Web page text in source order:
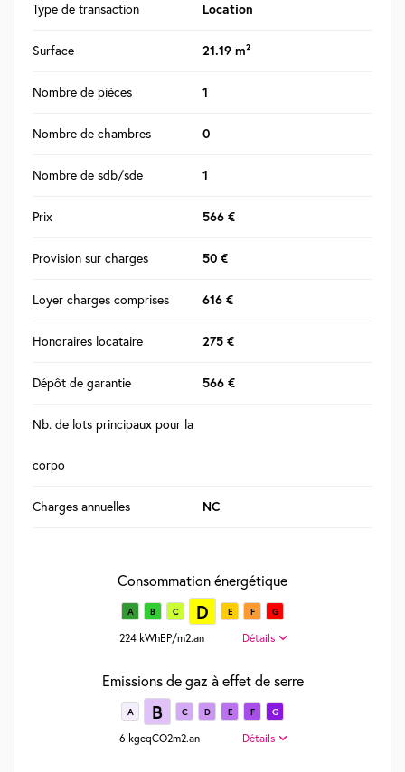
Type de transaction Location
Surface 21.19 m²
Nombre de pièces 1
Nombre de chambres 0
Nombre de sdb/sde 1
Prix 566 €
Provision sur charges 50 €
Loyer charges comprises 616 €
Honoraires locataire 275 €
Dépôt de garantie 566 €
Nb. de lots principaux pour la
corpo
Charges annuelles NC
Consommation énergétique
A B C D E F G
224 kWhEP/m2.an Détails
Emissions de gaz à effet de serre
A B C D E F G
6 kgeqCO2m2.an Détails